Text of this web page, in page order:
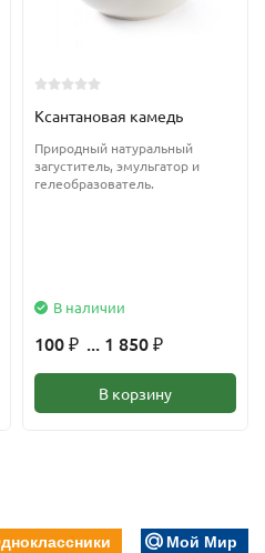
Ксантановая камедь
Природный натуральный
загуститель, эмульгатор и
гелеобразователь.
В наличии
100 ₽ ... 1 850 ₽
В корзину
Мой Мир